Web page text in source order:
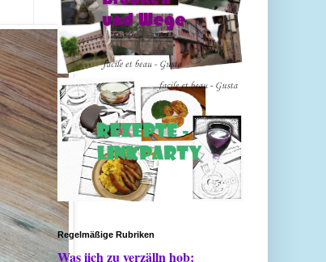
Regelmäßige Rubriken
Was iich zu verzälln hob: